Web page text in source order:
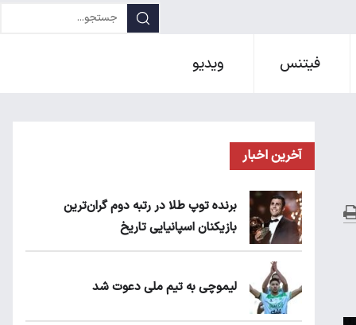
فیتنس ویدیو
آخرین اخبار
برنده توپ طلا در رتبه دوم گران‌ترین
بازیکنان اسپانیایی تاریخ
لیموچی به تیم ملی دعوت شد